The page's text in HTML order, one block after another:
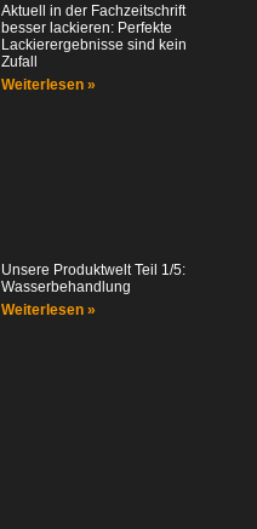
Aktuell in der Fachzeitschrift
besser lackieren: Perfekte
Lackierergebnisse sind kein
Zufall
Weiterlesen »
Unsere Produktwelt Teil 1/5:
Wasserbehandlung
Weiterlesen »